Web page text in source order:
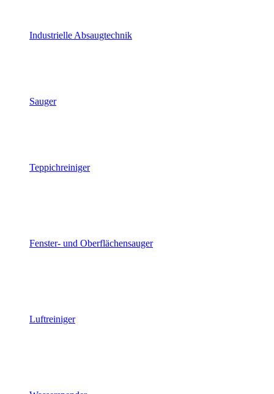
Industrielle Absaugtechnik
Sauger
Teppichreiniger
Fenster- und Oberflächensauger
Luftreiniger